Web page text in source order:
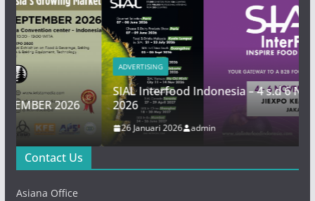
2026
ADVERTISING
SIAL Interfood Indonesia – 4 s.d 6 November
2026
26 Januari 2026 admin
Contact Us
Asiana Office